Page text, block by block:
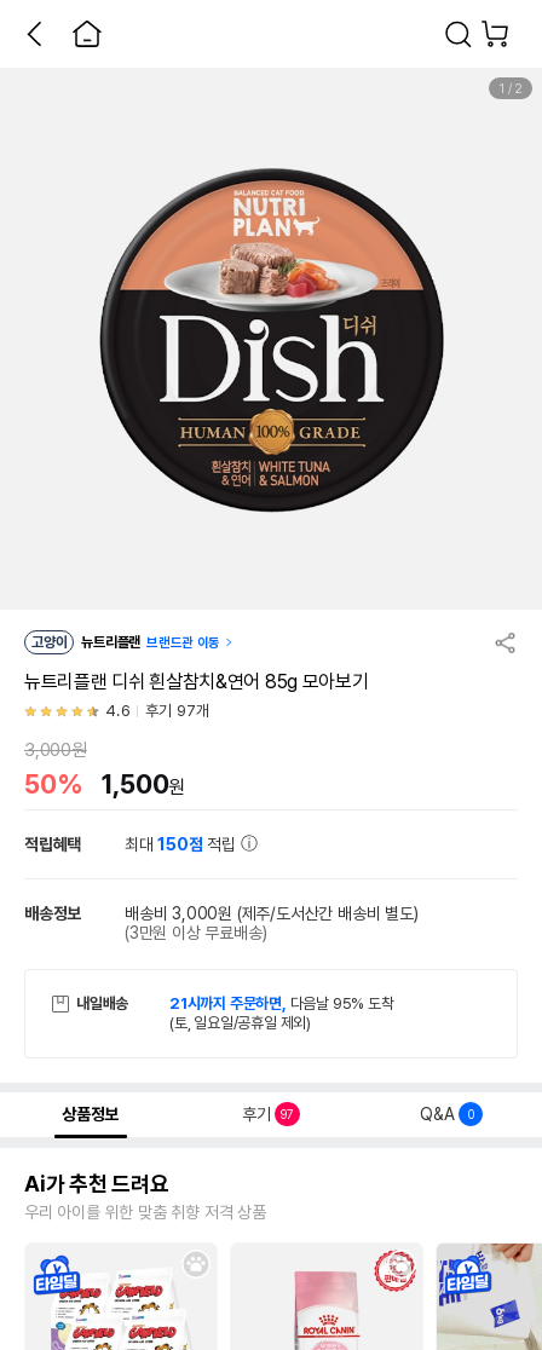
1 / 2
고양이 뉴트리플랜 브랜드관 이동
뉴트리플랜 디쉬 흰살참치&연어 85g 모아보기
4.6 후기 97개
3,000원
50% 1,500원
적립혜택 최대150점 적립
배송정보 배송비 3,000원 (제주/도서산간 배송비 별도)
(3만원 이상 무료배송)
내일배송 21시까지 주문하면, 다음날 95% 도착
(토, 일요일/공휴일 제외)
상품정보 후기 97 Q&A 0
Ai가 추천 드려요
우리 아이를 위한 맞춤 취향 저격 상품